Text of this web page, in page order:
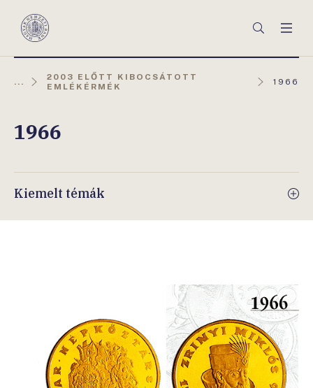
Magyar
Keresés
...
2003 ELŐTT KIBOCSÁTOTT
EMLÉKÉRMÉK
1966
1966
Kiemelt témák